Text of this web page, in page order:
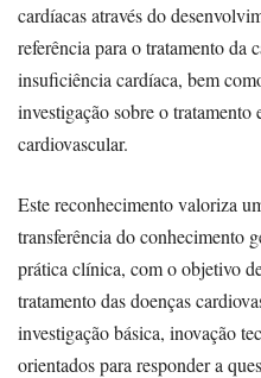
cardíacas através do
referência para o tratamento da
insuficiência cardíaca, bem
investigação sobre o tratamento
cardiovascular.
Este reconhecimento valoriza
transferência do conhecimento
prática clínica, com o objetivo
tratamento das doenças
investigação básica, inovação
orientados para responder a